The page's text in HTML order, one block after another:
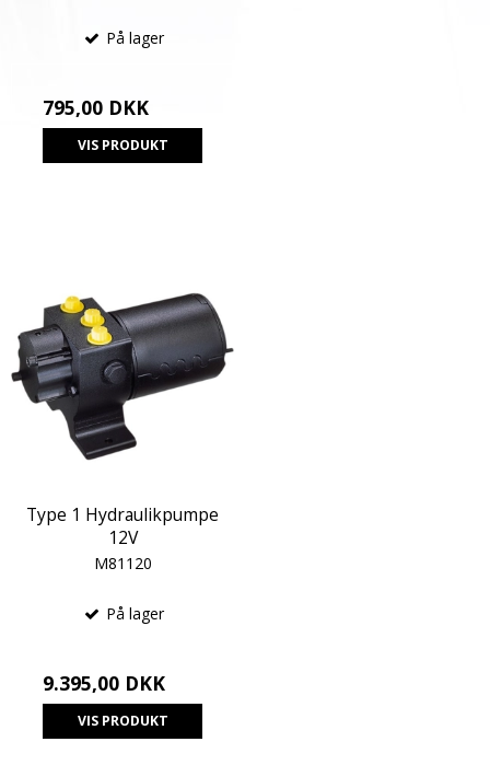
På lager
795,00 DKK
VIS PRODUKT
Type 1 Hydraulikpumpe
12V
M81120
På lager
9.395,00 DKK
VIS PRODUKT